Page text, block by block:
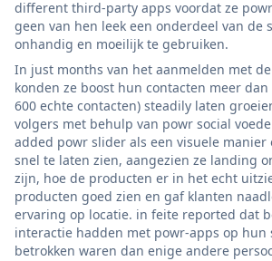
different third-party apps voordat ze
geen van hen leek een onderdeel van de
onhandig en moeilijk te gebruiken.
In just months van het aanmelden met
konden ze boost hun contacten meer dan
600 echte contacten) steadily laten
volgers met behulp van powr social
added powr slider als een visuele manier
snel te laten zien, aangezien ze landing
zijn, hoe de producten er in het echt
producten goed zien en gaf klanten
ervaring op locatie. in feite reported dat
interactie hadden met powr-apps op hun
betrokken waren dan enige andere